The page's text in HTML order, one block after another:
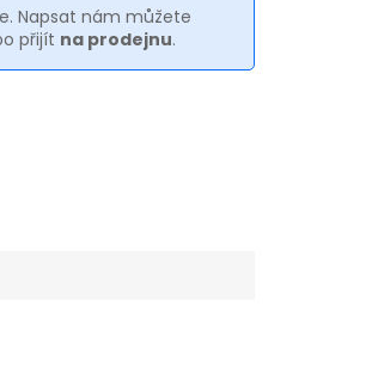
Napsat nám můžete
přijít na prodejnu.